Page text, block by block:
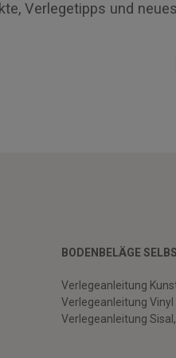
Verlegetipps und
BODENBELÄGE
Verlegeanleitung
Verlegeanleitung Vinyl
Verlegeanleitung